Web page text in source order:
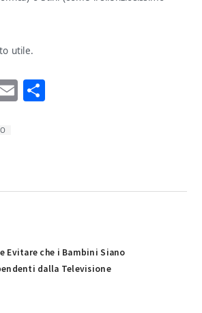
utile.
Email
Evitare che i Bambini Siano
dalla Televisione